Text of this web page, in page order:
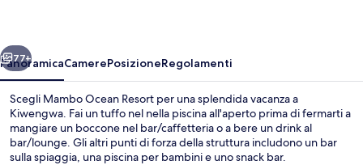
Avanti
77+
PanoramicaCamerePosizioneRegolamenti
Scegli Mambo Ocean Resort per una splendida vacanza a
Kiwengwa. Fai un tuffo nel nella piscina all'aperto prima di fermarti a
mangiare un boccone nel bar/caffetteria o a bere un drink al
bar/lounge. Gli altri punti di forza della struttura includono un bar
sulla spiaggia, una piscina per bambini e uno snack bar.